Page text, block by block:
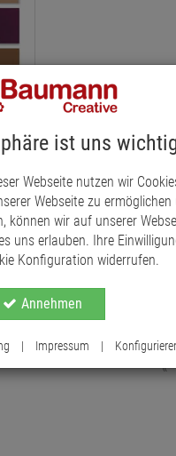
«
ist uns
Webseite nutzen wir
Webseite zu
können wir auf unserer
uns erlauben. Ihre
Konfiguration widerrufen.
Annehmen
| Impressum |